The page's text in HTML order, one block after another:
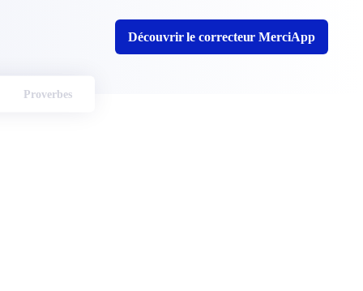
Découvrir le correcteur MerciApp
Proverbes